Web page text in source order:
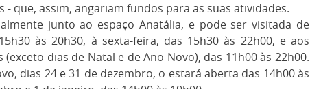
- que, assim, angariam fundos para as suas atividades.
junto ao espaço Anatália, e pode ser visitada de
às 20h30, à sexta-feira, das 15h30 às 22h00, e aos
dias de Natal e de Ano Novo), das 11h00 às 22h00.
dias 24 e 31 de dezembro, o estará aberta das 14h00 às